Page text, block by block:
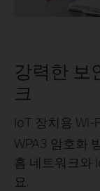
강력한 보
크
IoT 장치용
WPA3 암호화
홈 네트워크와
요.